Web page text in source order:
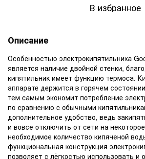
В избранное
Описание
Особенностью электрокипятильника
является наличие двойной стенки,
кипятильник имеет функцию термоса.
аппарате держится в горячем
тем самым экономит потребление
по сравнению с обычными
дополнительное удобство, ведь
и вовсе отключить от сети на
необходимое количество кипяченой
функциональная конструкция
позволяет с лёгкостью использовать и